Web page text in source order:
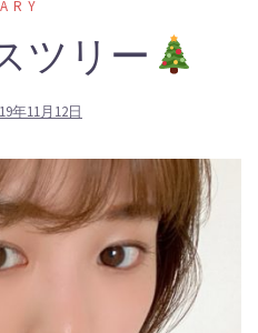
ツリー
年11月12日